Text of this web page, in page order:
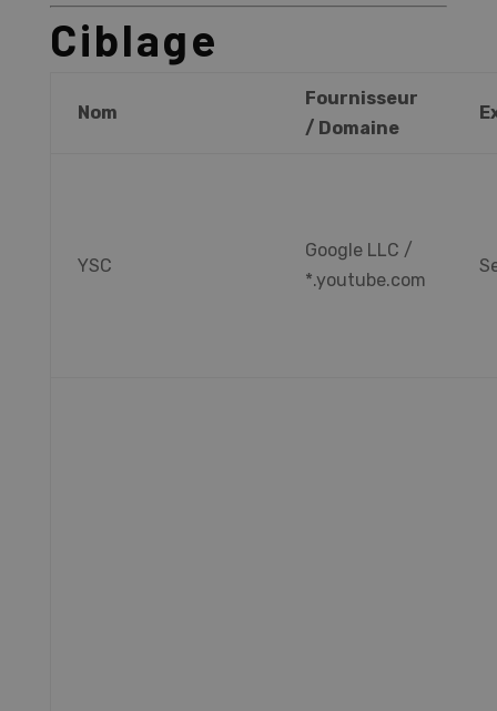
Ciblage
Nom
Fournisseur
/ Domaine
YSC
Google LLC /
*.youtube.com